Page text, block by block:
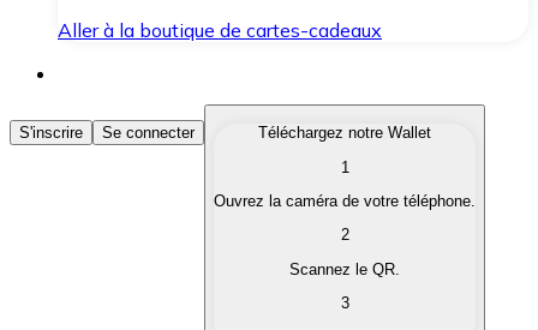
Aller à la boutique de cartes-cadeaux
Acheter des Cryptomonnaies
Achetez les cryptomonnaies qui vous intéressent
Convertissez vos cryptomonnaies en monnaie
S'inscrire Se connecter
Téléchargez notre Wallet
1
Ouvrez la caméra de votre téléphone.
2
Scannez le QR.
3